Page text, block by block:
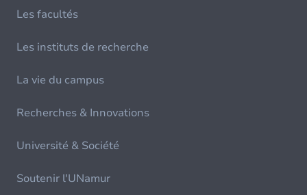
Les facultés
Les instituts de recherche
La vie du campus
Recherches & Innovations
Université & Société
Soutenir l'UNamur